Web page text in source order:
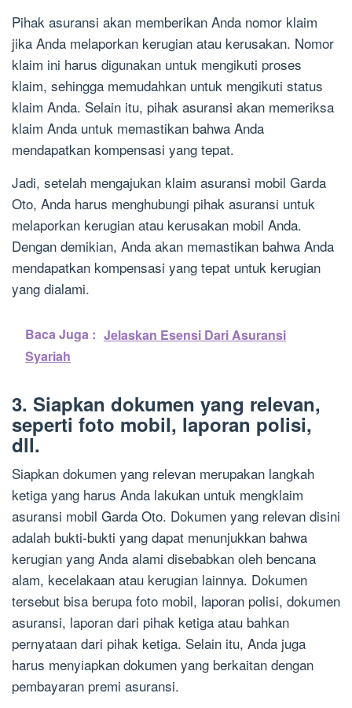
Pihak asuransi akan memberikan Anda nomor klaim
jika Anda melaporkan kerugian atau kerusakan. Nomor
klaim ini harus digunakan untuk mengikuti proses
klaim, sehingga memudahkan untuk mengikuti status
klaim Anda. Selain itu, pihak asuransi akan memeriksa
klaim Anda untuk memastikan bahwa Anda
mendapatkan kompensasi yang tepat.
Jadi, setelah mengajukan klaim asuransi mobil Garda
Oto, Anda harus menghubungi pihak asuransi untuk
melaporkan kerugian atau kerusakan mobil Anda.
Dengan demikian, Anda akan memastikan bahwa Anda
mendapatkan kompensasi yang tepat untuk kerugian
yang dialami.
Baca Juga : Jelaskan Esensi Dari Asuransi
Syariah
3. Siapkan dokumen yang relevan,
seperti foto mobil, laporan polisi,
dll.
Siapkan dokumen yang relevan merupakan langkah
ketiga yang harus Anda lakukan untuk mengklaim
asuransi mobil Garda Oto. Dokumen yang relevan disini
adalah bukti-bukti yang dapat menunjukkan bahwa
kerugian yang Anda alami disebabkan oleh bencana
alam, kecelakaan atau kerugian lainnya. Dokumen
tersebut bisa berupa foto mobil, laporan polisi, dokumen
asuransi, laporan dari pihak ketiga atau bahkan
pernyataan dari pihak ketiga. Selain itu, Anda juga
harus menyiapkan dokumen yang berkaitan dengan
pembayaran premi asuransi.